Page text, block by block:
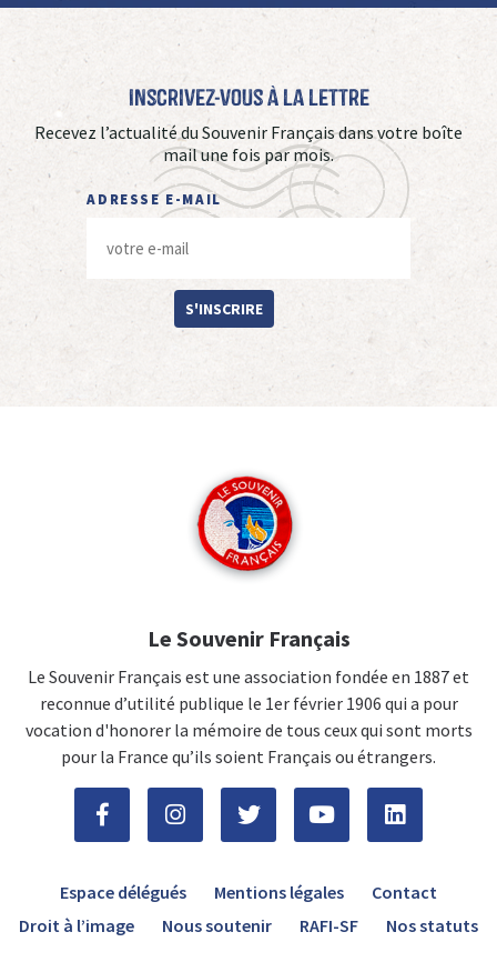
Inscrivez-vous à La Lettre
Recevez l’actualité du Souvenir Français dans votre boîte
mail une fois par mois.
ADRESSE E-MAIL
S'INSCRIRE
Le Souvenir Français
Le Souvenir Français est une association fondée en 1887 et
reconnue d’utilité publique le 1er février 1906 qui a pour
vocation d'honorer la mémoire de tous ceux qui sont morts
pour la France qu’ils soient Français ou étrangers.
Espace délégués Mentions légales
Contact
Droit à l’image
Nous soutenir RAFI-SF Nos statuts